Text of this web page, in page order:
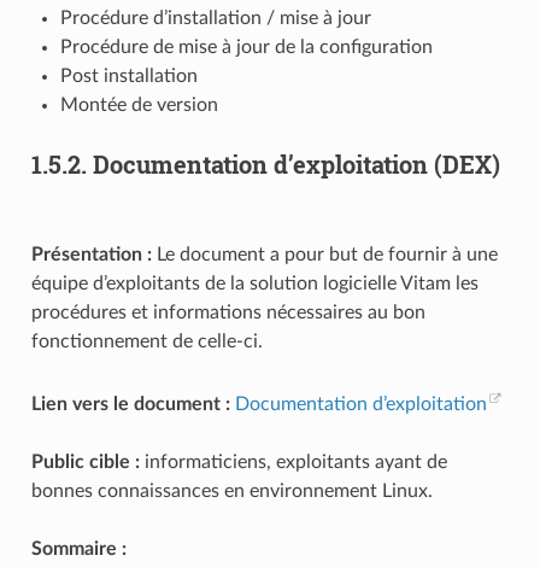
Procédure d’installation / mise à jour
Procédure de mise à jour de la configuration
Post installation
Montée de version
1.5.2. Documentation d’exploitation (DEX)
Présentation :Le document a pour but de fournir à une
équipe d’exploitants de la solution logicielle Vitam les
procédures et informations nécessaires au bon
fonctionnement de celle-ci.
Lien vers le document : Documentation d’exploitation
Public cible :informaticiens, exploitants ayant de
bonnes connaissances en environnement Linux.
Sommaire :